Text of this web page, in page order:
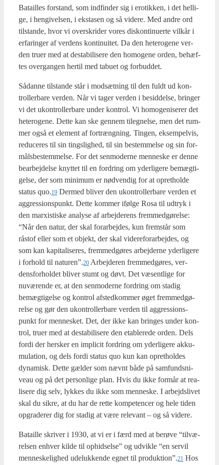
Bata­il­les for­stand, som ind­fin­der sig i ero­tik­ken, i det hel­li­
ge, i hen­gi­vel­sen, i ekst­a­sen og så vide­re. Med andre ord
til­stan­de, hvor vi over­skri­der vores dis­kon­ti­nu­er­te vil­kår i
erfa­ring­er af ver­dens kon­ti­nu­i­tet. Da den hete­ro­ge­ne ver­
den tru­er med at desta­bi­li­se­re den homo­ge­ne orden, behæf­
tes over­gan­gen her­til med tabu­et og for­bud­det.
Sådan­ne til­stan­de står i mod­sæt­ning til den fuldt ud kon­
trol­ler­ba­re ver­den. Når vi tager ver­den i besid­del­se, brin­ger
vi det ukon­trol­ler­ba­re under kon­trol. Vi homo­ge­ni­se­rer det
hete­ro­ge­ne. Det­te kan ske gen­nem til­eg­nel­se, men det rum­
mer også et ele­ment af fortræng­ning. Tin­gen, eksem­pel­vis,
redu­ce­res til sin tings­lig­hed, til sin bestem­mel­se og sin for­
måls­be­stem­mel­se. For det sen­mo­der­ne men­ne­ske er den­ne
bear­bej­del­se knyt­tet til en for­dring om yder­li­ge­re bemæg­ti­
gel­se, der som mini­mum er nød­ven­dig for at opret­hol­de
sta­tus quo.19 Der­med bli­ver den ukon­trol­ler­ba­re ver­den et
aggres­sions­punkt. Det­te kom­mer iføl­ge Rosa til udtryk i
den marxi­sti­ske ana­ly­se af arbej­de­rens frem­med­gø­rel­se:
“Når den natur, der skal for­ar­bej­des, kun frem­står som
råstof eller som et objekt, der skal videre­for­ar­bej­des, og
som kan kapi­ta­li­se­res, frem­med­gø­res arbej­der­ne yder­li­ge­re
i for­hold til naturen”.20 Arbej­de­ren frem­med­gø­res, ver­
dens­for­hol­det bli­ver stumt og døvt. Det væsent­li­ge for
nuvæ­ren­de er, at den sen­mo­der­ne for­dring om sta­dig
bemæg­ti­gel­se og kon­trol afsted­kom­mer øget frem­med­gø­
rel­se og gør den ukon­trol­ler­ba­re ver­den til aggres­sions­
punkt for men­ne­sket. Det, der ikke kan brin­ges under kon­
trol, tru­er med at desta­bi­li­se­re den etab­le­re­de orden. Dels
for­di der her­sker en impli­cit for­dring om yder­li­ge­re akku­
mu­la­tion, og dels for­di sta­tus quo kun kan opret­hol­des
dyna­misk. Det­te gæl­der som nævnt både på sam­funds­ni­
veau og på det per­son­li­ge plan. Hvis du ikke for­mår at rea­
li­se­re dig selv, lyk­kes du ikke som men­ne­ske. I arbejds­li­vet
skal du sik­re, at du har de ret­te kom­pe­ten­cer og hele tiden
opgra­de­rer dig for sta­dig at være rele­vant – og så vide­re.
Bata­il­le skri­ver i 1930, at vi er i færd med at berø­ve “til­væ­
rel­sen enhver kil­de til ophid­sel­se” og udvik­le “en ser­vil
men­ne­ske­lig­hed ude­luk­ken­de egnet til produktion”.21 Hos